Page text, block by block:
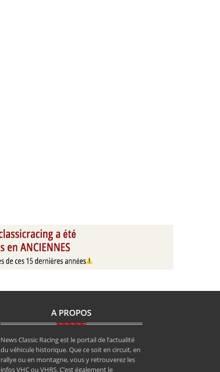
A PROPOS
News Classic Racing est le portail de l’actualité
du véhicule historique. Que ce soit en circuit, en
rallye ou en montagne, vous y retrouverez les
infos VHC ou VHRS. C’est également le